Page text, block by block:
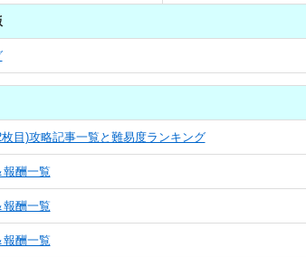
目)攻略記事一覧と難易度ランキング
報酬一覧
報酬一覧
報酬一覧